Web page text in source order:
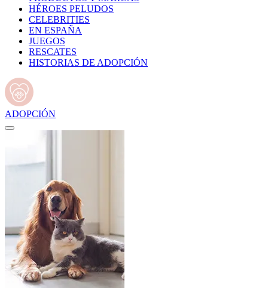
HÉROES PELUDOS
CELEBRITIES
EN ESPAÑA
JUEGOS
RESCATES
HISTORIAS DE ADOPCIÓN
ADOPCIÓN